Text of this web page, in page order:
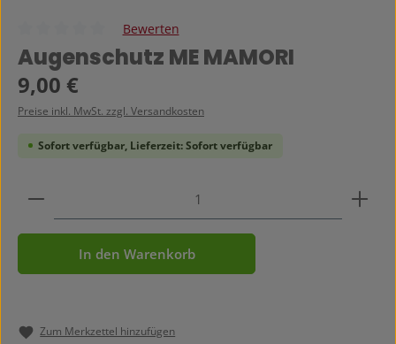
Durchschnittliche Bewertung von 0 von 5 Sternen
Bewerten
Augenschutz ME MAMORI
Regulärer Preis:
9,00 €
Preise inkl. MwSt. zzgl. Versandkosten
Sofort verfügbar, Lieferzeit: Sofort verfügbar
Produkt Anzahl: Gib den gewünschten Wert ein
In den Warenkorb
Zum Merkzettel hinzufügen